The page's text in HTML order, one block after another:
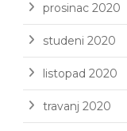
prosinac 2020
studeni 2020
listopad 2020
travanj 2020